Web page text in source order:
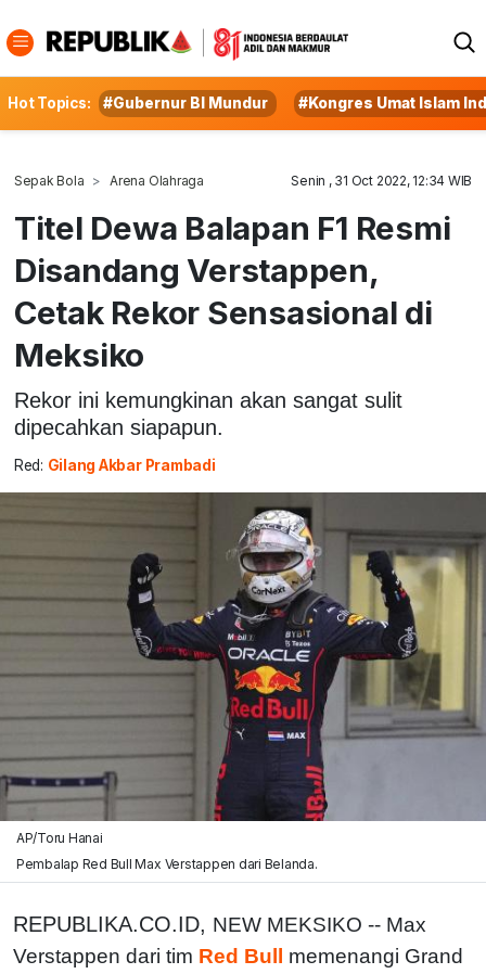
Hot Topics: #Gubernur BI Mundur #Kongres Umat Islam
Sepak Bola Arena Olahraga Senin , 31 Oct 2022, 12:34 WIB
Titel Dewa Balapan F1 Resmi
Disandang Verstappen,
Cetak Rekor Sensasional di
Meksiko
Rekor ini kemungkinan akan sangat sulit
dipecahkan siapapun.
Red: Gilang Akbar Prambadi
AP/Toru Hanai
Pembalap Red Bull Max Verstappen dari Belanda.
REPUBLIKA.CO.ID, NEW MEKSIKO -- Max
Verstappen dari tim Red Bull memenangi Grand